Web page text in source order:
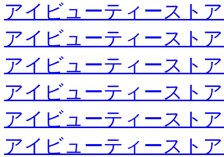
アイビューティースト
アイビューティースト
アイビューティースト
アイビューティースト
アイビューティースト
アイビューティースト